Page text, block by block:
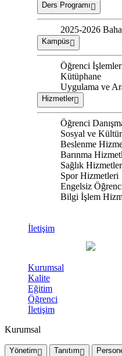
Ders Programı
2025-2026
Kampüs
Öğrenci
Kütüphane
Uygulama ve
Hizmetler
Öğrenci
Sosyal ve
Beslenme
Barınma
Sağlık
Spor Hizmetleri
Engelsiz
Bilgi İşlem
İletişim
Kurumsal
Kalite
Eğitim
Öğrenci
İletişim
Kurumsal
Yönetim Tanıtım